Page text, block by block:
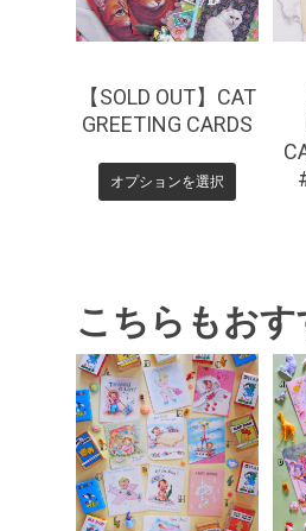
【SOLD OUT】CAT
GREETING CARDS
オプションを選択
こちらもお
¥550